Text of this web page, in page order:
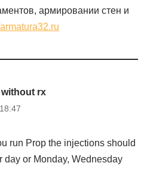
армировании стен и
rx
run Prop the injections should
day or Monday, Wednesday